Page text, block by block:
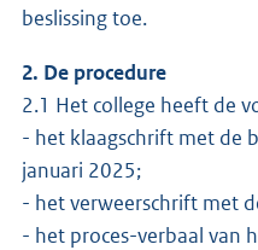
beslissing toe.
2. De procedure
2.1 Het college heeft de
- het klaagschrift met de
januari 2025;
- het verweerschrift met
- het proces-verbaal van